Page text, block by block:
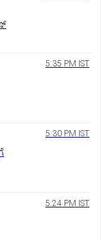
5:35 PM IST
5:30 PM IST
5:24 PM IST